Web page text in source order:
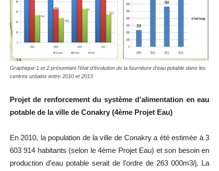
Graphique 1 et 2 présentant l’état d’évolution de la fourniture d’eau potable dans les
centres urbains entre 2010 et 2013
Projet de renforcement du système d’alimentation en eau
potable de la ville de Conakry (4ème Projet Eau)
En 2010, la population de la ville de Conakry a été estimée à 3
603 914 habitants (selon le 4ème Projet Eau) et son besoin en
production d’eau potable serait de l’ordre de 263 000m3/j. La